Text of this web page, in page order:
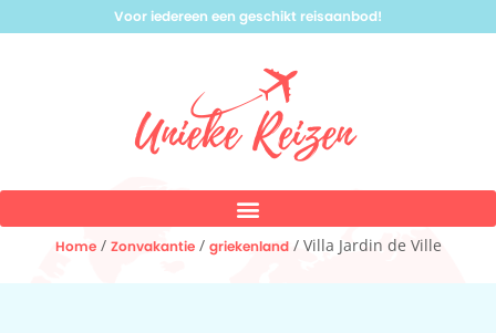
Voor iedereen een geschikt reisaanbod!
Home/ Zonvakantie/ griekenland/ Villa Jardin de Ville